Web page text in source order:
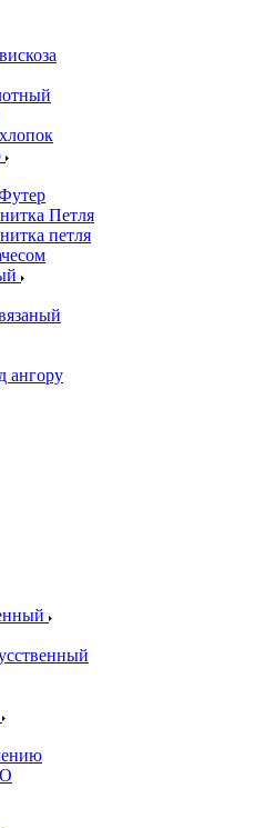
Петля
петля
ангору